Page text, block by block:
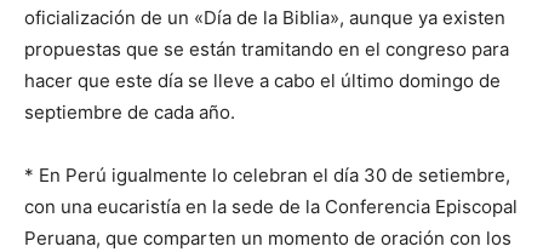
oficialización de un «Día de la Biblia», aunque ya existen
propuestas que se están tramitando en el congreso para
hacer que este día se lleve a cabo el último domingo de
septiembre de cada año.
* En Perú igualmente lo celebran el día 30 de setiembre,
con una eucaristía en la sede de la Conferencia Episcopal
Peruana, que comparten un momento de oración con los